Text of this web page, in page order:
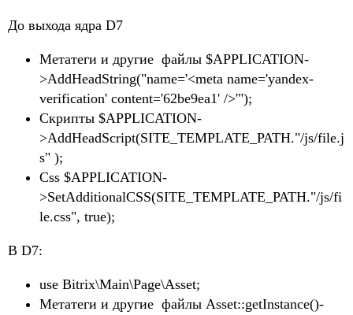
До выхода ядра D7
Метатеги и другие файлы $APPLICATION-
>AddHeadString("name='<meta name='yandex-
verification' content='62be9ea1' />'");
Скрипты $APPLICATION-
>AddHeadScript(SITE_TEMPLATE_PATH."/js/file.j
s" );
Css $APPLICATION-
>SetAdditionalCSS(SITE_TEMPLATE_PATH."/js/fi
le.css", true);
В D7:
use Bitrix\Main\Page\Asset;
Метатеги и другие файлы Asset::getInstance()-